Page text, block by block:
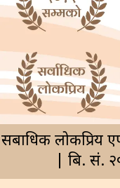
सर्बाधिक
| बि. सं.